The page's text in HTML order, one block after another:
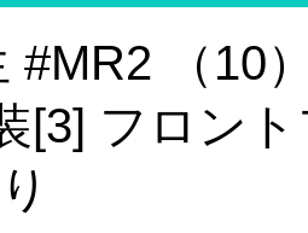
#MR2 （10
[3] フロン